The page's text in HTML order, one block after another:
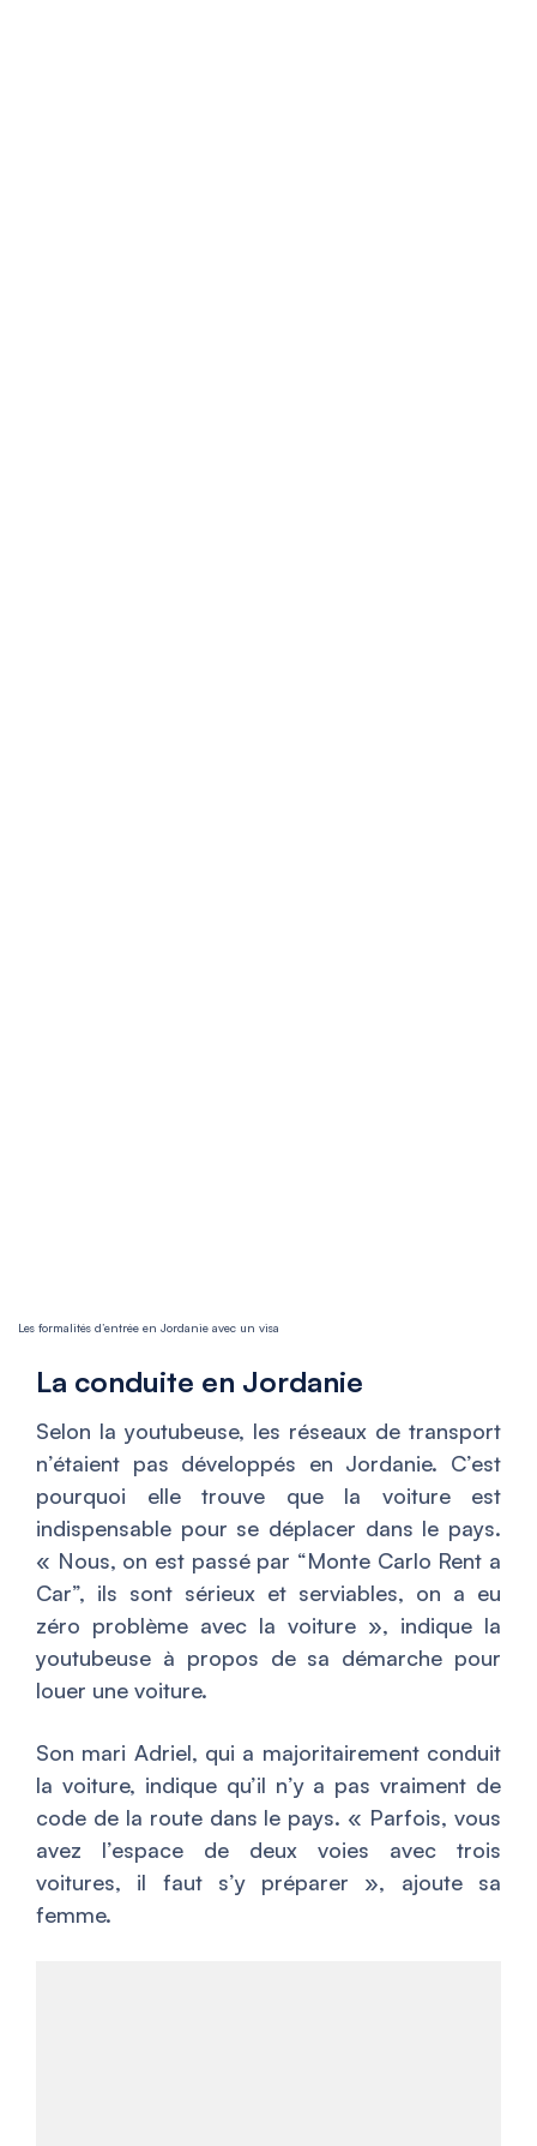
Les formalités d’entrée en Jordanie avec un visa
La conduite en Jordanie
Selon la youtubeuse, les réseaux de transport
n’étaient pas développés en Jordanie. C’est
pourquoi elle trouve que la voiture est
indispensable pour se déplacer dans le pays.
« Nous, on est passé par “Monte Carlo Rent a
Car”, ils sont sérieux et serviables, on a eu
zéro problème avec la voiture », indique la
youtubeuse à propos de sa démarche pour
louer une voiture.
Son mari Adriel, qui a majoritairement conduit
la voiture, indique qu’il n’y a pas vraiment de
code de la route dans le pays. « Parfois, vous
avez l’espace de deux voies avec trois
voitures, il faut s’y préparer », ajoute sa
femme.